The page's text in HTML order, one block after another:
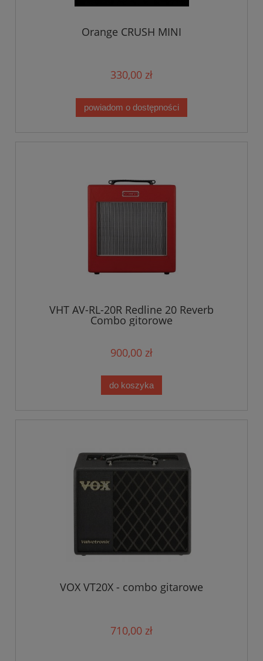
Orange CRUSH MINI
330,00 zł
powiadom o dostępności
VHT AV-RL-20R Redline 20 Reverb
Combo gitorowe
900,00 zł
do koszyka
VOX VT20X - combo gitarowe
710,00 zł